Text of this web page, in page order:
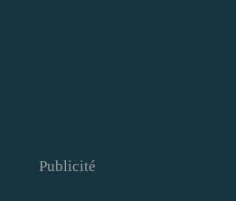
Publicité